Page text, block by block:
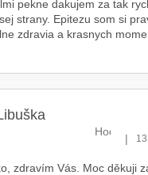
pekne dakujem za tak
strany. Epitezu som si
zdravia a krasnych
|
zdravím Vás. Moc děkuji